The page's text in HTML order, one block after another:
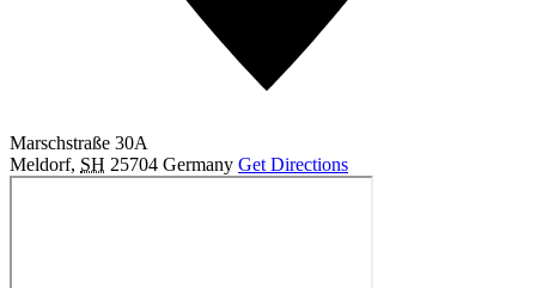
Marschstraße 30A
Meldorf, SH 25704 Germany Get Directions